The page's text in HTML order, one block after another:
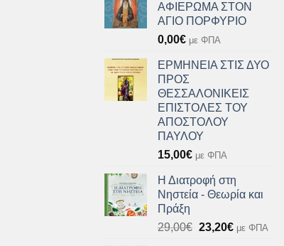
ΑΦΙΕΡΩΜΑ ΣΤΟΝ
ΑΓΙΟ ΠΟΡΦΥΡΙΟ
0,00€ με ΦΠΑ
ΕΡΜΗΝΕΙΑ ΣΤΙΣ ΔΥΟ
ΠΡΟΣ
ΘΕΣΣΑΛΟΝΙΚΕΙΣ
ΕΠΙΣΤΟΛΕΣ ΤΟΥ
ΑΠΟΣΤΟΛΟΥ
ΠΑΥΛΟΥ
15,00€ με ΦΠΑ
Η Διατροφή στη
Νηστεία - Θεωρία και
Πράξη
29,00€ Original
23,20€Ημε ΦΠΑ